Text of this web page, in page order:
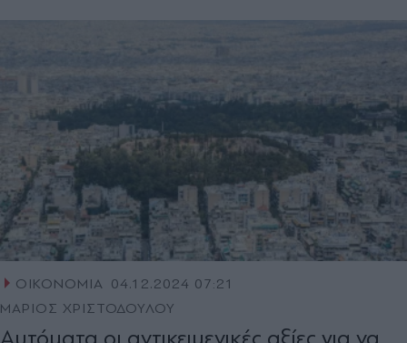
ΟΙΚΟΝΟΜΙΑ 04.12.2024 07:21
ΜΑΡΙΟΣ ΧΡΙΣΤΟΔΟΥΛΟΥ